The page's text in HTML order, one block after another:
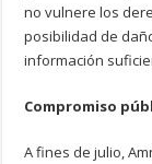
no vulnere los
posibilidad de
información
Compromiso
A fines de julio,